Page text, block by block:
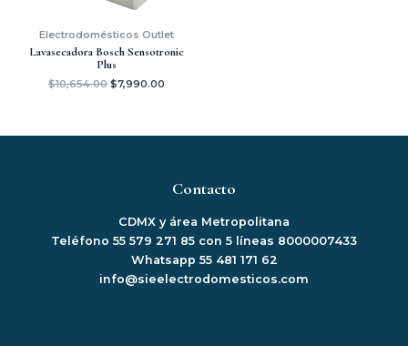
Electrodomésticos Outlet
Lavasecadora Bosch Sensotronic
Plus
$10,654.00 $7,990.00
Contacto
CDMX y área Metropolitana
Teléfono 55 579 271 85 con 5 líneas 8000007433
Whatsapp 55 481 171 62
info@sieelectrodomesticos.com